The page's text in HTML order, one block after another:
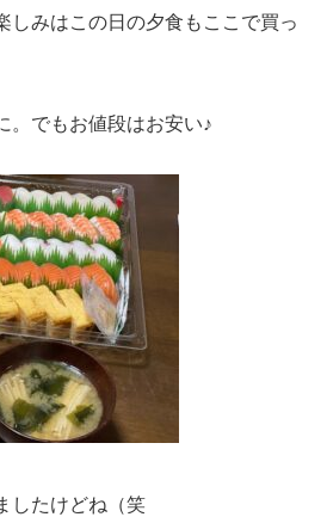
しみはこの日の夕食もここで買っ
。でもお値段はお安い♪
したけどね（笑